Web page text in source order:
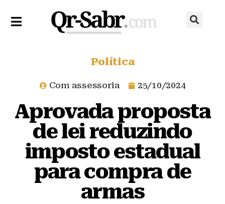
Política
Com assessoria 25/10/2024
Aprovada proposta
de lei reduzindo
imposto estadual
para compra de
armas